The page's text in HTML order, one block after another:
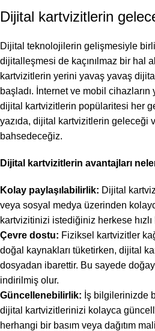
Dijital kartvizitlerin
Dijital teknolojilerin gelişmesiyle
dijitalleşmesi de kaçınılmaz bir hal
kartvizitlerin yerini yavaş yavaş
başladı. İnternet ve mobil cihazların
dijital kartvizitlerin popülaritesi her
yazıda, dijital kartvizitlerin geleceği
bahsedeceğiz.
Dijital kartvizitlerin avantajları
Kolay paylaşılabilirlik: Dijital
veya sosyal medya üzerinden
kartvizitinizi istediğiniz herkese
Çevre dostu: Fiziksel kartvizitler
doğal kaynakları tüketirken, dijital
dosyadan ibarettir. Bu sayede
indirilmiş olur.
Güncellenebilirlik: İş bilgilerinizde
dijital kartvizitlerinizi kolayca
herhangi bir basım veya dağıtım